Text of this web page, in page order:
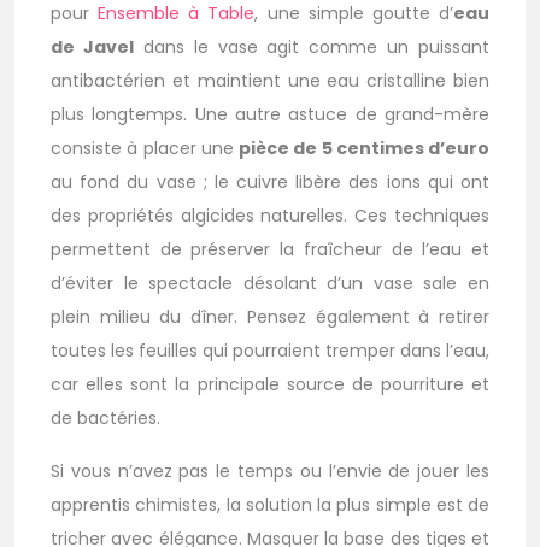
pourEnsemble à Table, une simple goutte d’eau
de Javeldans le vase agit comme un puissant
antibactérien et maintient une eau cristalline bien
plus longtemps. Une autre astuce de grand-mère
consiste à placer une pièce de 5 centimes d’euro
au fond du vase ; le cuivre libère des ions qui ont
des propriétés algicides naturelles. Ces techniques
permettent de préserver la fraîcheur de l’eau et
d’éviter le spectacle désolant d’un vase sale en
plein milieu du dîner. Pensez également à retirer
toutes les feuilles qui pourraient tremper dans l’eau,
car elles sont la principale source de pourriture et
de bactéries.
Si vous n’avez pas le temps ou l’envie de jouer les
apprentis chimistes, la solution la plus simple est de
tricher avec élégance. Masquer la base des tiges et